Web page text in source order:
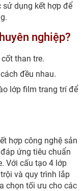
dụng kết hợp để
nghiệp?
than tre.
đều nhau.
lớp film trang trí để
hợp công nghệ sản
ứng tiêu chuẩn
Với cấu tạo 4 lớp
và quy trình lắp
chọn tối ưu cho các